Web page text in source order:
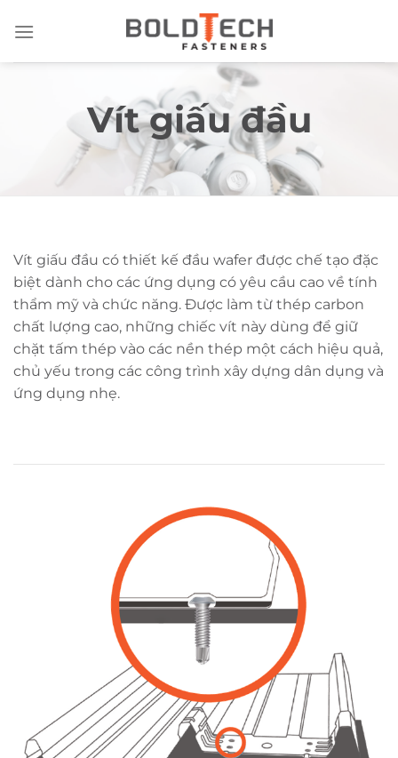
qua
Vít giấu đầu
Vít giấu đầu có thiết kế đầu wafer được chế tạo đặc
biệt dành cho các ứng dụng có yêu cầu cao về tính
thẩm mỹ và chức năng. Được làm từ thép carbon
chất lượng cao, những chiếc vít này dùng để giữ
chặt tấm thép vào các nền thép một cách hiệu quả,
chủ yếu trong các công trình xây dựng dân dụng và
ứng dụng nhẹ.